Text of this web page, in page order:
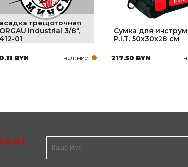
трещоточная
Industrial 3/8",
01
BYN наличие:
Сумка для
P.I.T. 50x30x28 см
217.50 BYN